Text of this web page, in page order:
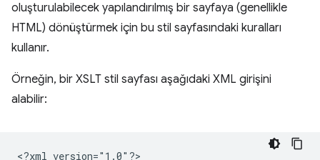
oluşturulabilecek yapılandırılmış bir sayfaya (genellikle
HTML) dönüştürmek için bu stil sayfasındaki kuralları
kullanır.
Örneğin, bir XSLT stil sayfası aşağıdaki XML girişini
alabilir:
<?xml version="1.0"?>